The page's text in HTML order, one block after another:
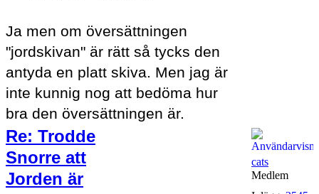
Ja men om översättningen
"jordskivan" är rätt så tycks den
antyda en platt skiva. Men jag är
inte kunnig nog att bedöma hur
bra den översättningen är.
Re: Trodde
Snorre att
Jorden är
cats
Medlem